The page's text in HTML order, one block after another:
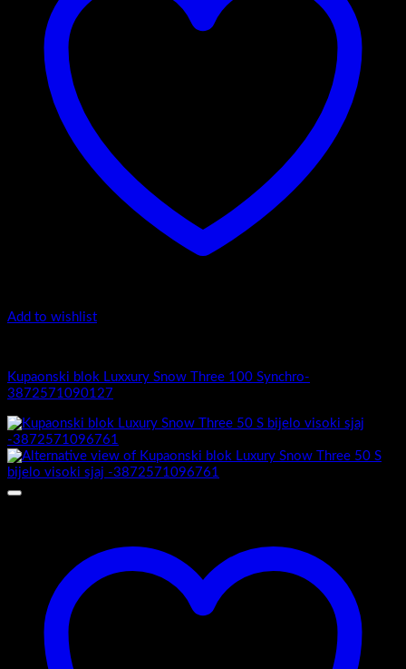
Add to wishlist
Kupaonski blok Luxxury Snow Three 100 Synchro-
3872571090127